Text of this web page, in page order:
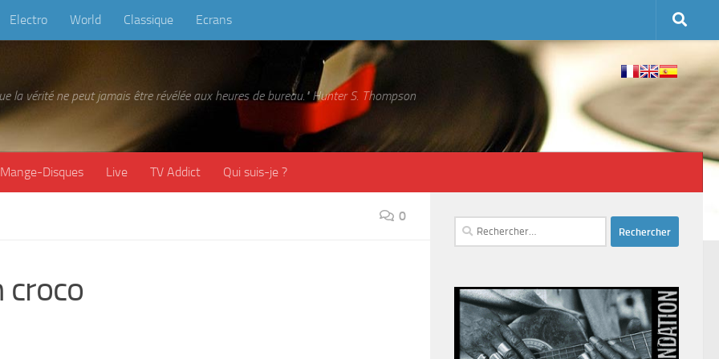
Electro World Classique Ecrans
la vérité ne peut jamais être révélée aux heures de bureau." Hunter S. Thompson
Mange-Disques Live TV Addict Qui suis-je ?
0
croco
Rechercher :